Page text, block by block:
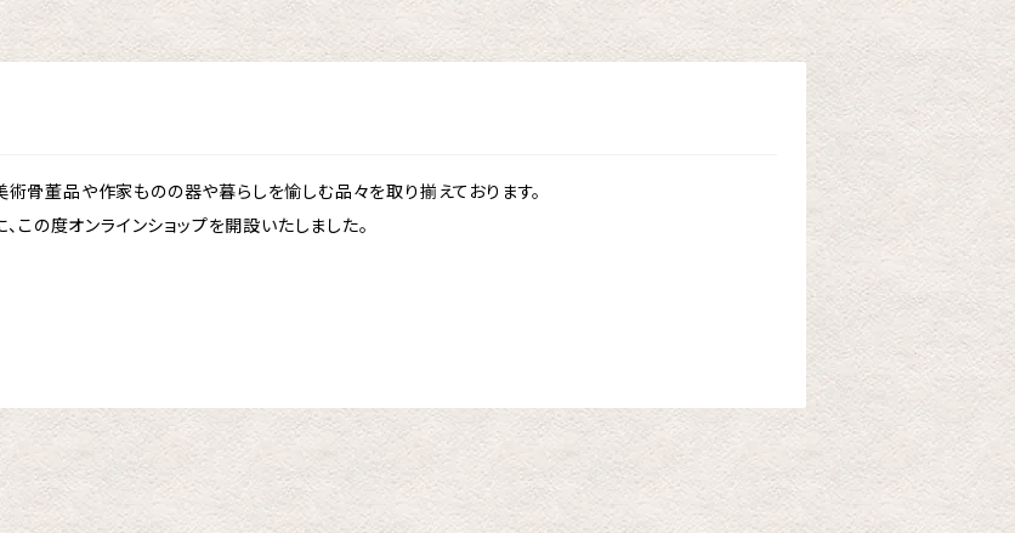
術骨董品や作家ものの器や暮らしを愉しむ品々を取り揃えております。
この度オンラインショップを開設いたしました。